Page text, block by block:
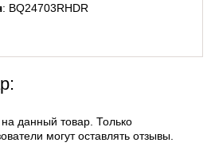
: BQ24703RHDR
данный товар. Только
могут оставлять отзывы.